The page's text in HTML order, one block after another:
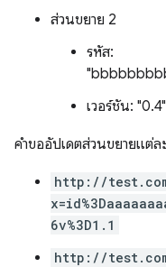
ส่วนขยาย 2
รหัส:
เวอร์ชัน: "0.4"
คำขออัปเดตส่วนขยายแต่ล
http://
6v%3D1.1
http://